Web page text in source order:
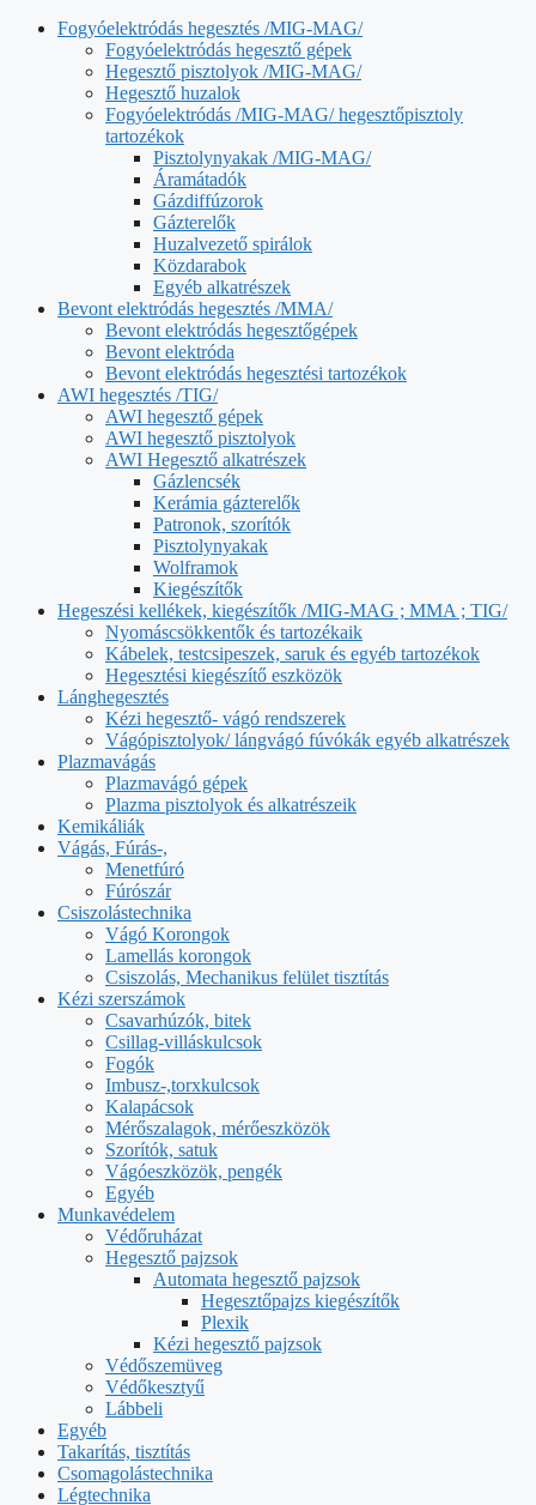
Fogyóelektródás hegesztés /MIG-MAG/
Fogyóelektródás hegesztő gépek
Hegesztő pisztolyok /MIG-MAG/
Hegesztő huzalok
Fogyóelektródás /MIG-MAG/ hegesztőpisztoly
tartozékok
Pisztolynyakak /MIG-MAG/
Áramátadók
Gázdiffúzorok
Gázterelők
Huzalvezető spirálok
Közdarabok
Egyéb alkatrészek
Bevont elektródás hegesztés /MMA/
Bevont elektródás hegesztőgépek
Bevont elektróda
Bevont elektródás hegesztési tartozékok
AWI hegesztés /TIG/
AWI hegesztő gépek
AWI hegesztő pisztolyok
AWI Hegesztő alkatrészek
Gázlencsék
Kerámia gázterelők
Patronok, szorítók
Pisztolynyakak
Wolframok
Kiegészítők
Hegeszési kellékek, kiegészítők /MIG-MAG ; MMA ; TIG/
Nyomáscsökkentők és tartozékaik
Kábelek, testcsipeszek, saruk és egyéb tartozékok
Hegesztési kiegészítő eszközök
Lánghegesztés
Kézi hegesztő- vágó rendszerek
Vágópisztolyok/ lángvágó fúvókák egyéb alkatrészek
Plazmavágás
Plazmavágó gépek
Plazma pisztolyok és alkatrészeik
Kemikáliák
Vágás, Fúrás-,
Menetfúró
Fúrószár
Csiszolástechnika
Vágó Korongok
Lamellás korongok
Csiszolás, Mechanikus felület tisztítás
Kézi szerszámok
Csavarhúzók, bitek
Csillag-villáskulcsok
Fogók
Imbusz-,torxkulcsok
Kalapácsok
Mérőszalagok, mérőeszközök
Szorítók, satuk
Vágóeszközök, pengék
Egyéb
Munkavédelem
Védőruházat
Hegesztő pajzsok
Automata hegesztő pajzsok
Hegesztőpajzs kiegészítők
Plexik
Kézi hegesztő pajzsok
Védőszemüveg
Védőkesztyű
Lábbeli
Egyéb
Takarítás, tisztítás
Csomagolástechnika
Légtechnika